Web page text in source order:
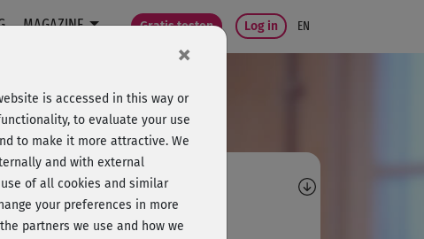
MAGAZINE Gratis testen Log in EN
Comments
S
Sandra268
×
is accessed in this way or
to evaluate your use
to make it more attractive. We
and with external
of all cookies and similar
your preferences in more
partners we use and how we